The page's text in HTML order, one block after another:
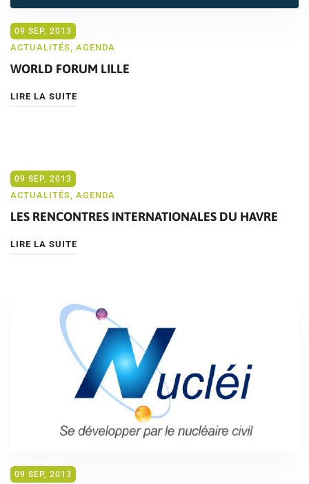
09 SEP, 2013
ACTUALITÉS AGENDA
WORLD FORUM LILLE
LIRE LA SUITE
09 SEP, 2013
ACTUALITÉS AGENDA
LES RENCONTRES INTERNATIONALES DU HAVRE
LIRE LA SUITE
09 SEP, 2013